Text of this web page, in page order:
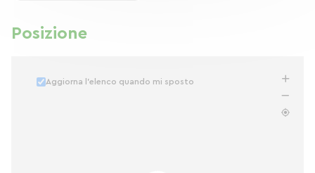
Posizione
Aggiorna l'elenco quando mi sposto